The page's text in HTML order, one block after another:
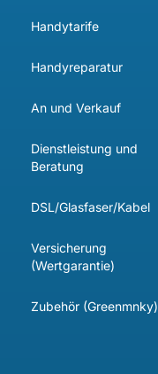
Handytarife
Handyreparatur
An und Verkauf
Dienstleistung und
Beratung
DSL/Glasfaser/Kabel
Versicherung
(Wertgarantie)
Zubehör (Greenmnky)